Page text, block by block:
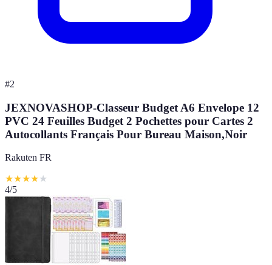
#2
JEXNOVASHOP-Classeur Budget A6 Envelope 12
PVC 24 Feuilles Budget 2 Pochettes pour Cartes 2
Autocollants Français Pour Bureau Maison,Noir
Rakuten FR
★★★★★
4/5